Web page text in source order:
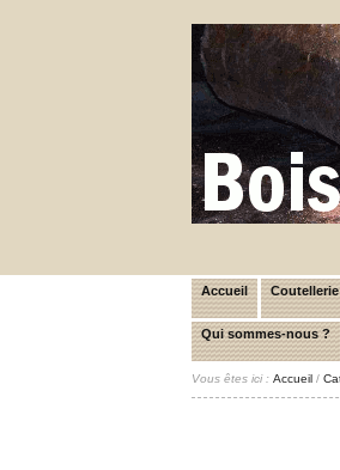
Accueil Coutellerie
Qui sommes-nous ?
Vous êtes ici : Accueil /